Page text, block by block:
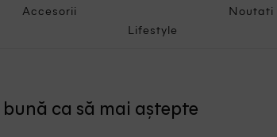
Accesorii
Lifestyle
Noutati
ca să mai aștepte